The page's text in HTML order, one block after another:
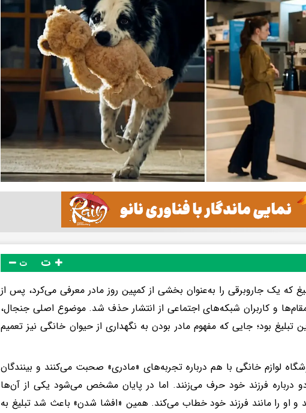
ت
که یک جاروبرقی را به‌عنوان بخشی از کمپین روز مادر معرفی می‌کرد، پس از
و کاربران شبکه‌های اجتماعی از انتشار حذف شد. موضوع اصلی جنجال،
تبلیغ بود؛ جایی که مفهوم مادر بودن به نگهداری از حیوان خانگی نیز تعمیم
لوازم خانگی با هم درباره تجربه‌های «مادری» صحبت می‌کنند و بینندگان
درباره فرزند خود حرف می‌زنند. اما در پایان مشخص می‌شود یکی از آن‌ها
او را مانند فرزند خود خطاب می‌کند. همین «افشا شدن» باعث شد تبلیغ به